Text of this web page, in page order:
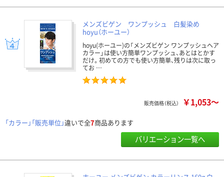
メンズビゲン ワンプッシュ 白髪染め
hoyu（ホーユー）
hoyu(ホーユー)の「メンズビゲン ワンプッシュヘア
カラー」は使い方簡単ワンプッシュ、あとはとかす
だけ。初めての方でも使い方簡単、残りは次に取っ
てお …
販売価格（税込） ￥1,053～
「カラー」「販売単位」違いで全7商品あります
バリエーション一覧へ